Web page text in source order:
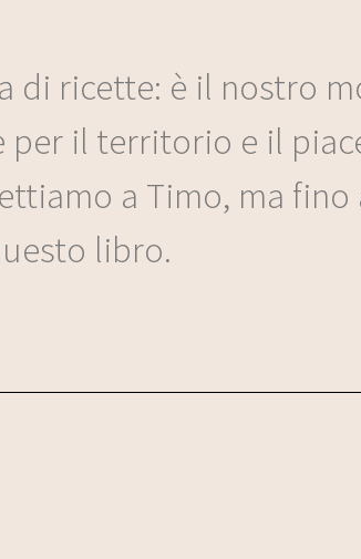
di ricette: è il nostro
per il territorio e il
a Timo, ma fino
libro.